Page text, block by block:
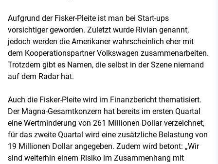
Aufgrund der Fisker-Pleite ist man bei Start-ups
vorsichtiger geworden. Zuletzt wurde Rivian genannt,
jedoch werden die Amerikaner wahrscheinlich eher mit
dem Kooperationspartner Volkswagen zusammenarbeiten.
Trotzdem gibt es Namen, die selbst in der Szene niemand
auf dem Radar hat.
Auch die Fisker-Pleite wird im Finanzbericht thematisiert.
Der Magna-Gesamtkonzern hat bereits im ersten Quartal
eine Wertminderung von 261 Millionen Dollar verzeichnet,
für das zweite Quartal wird eine zusätzliche Belastung von
19 Millionen Dollar angegeben. Zudem wird betont: „Wir
sind weiterhin einem Risiko im Zusammenhang mit